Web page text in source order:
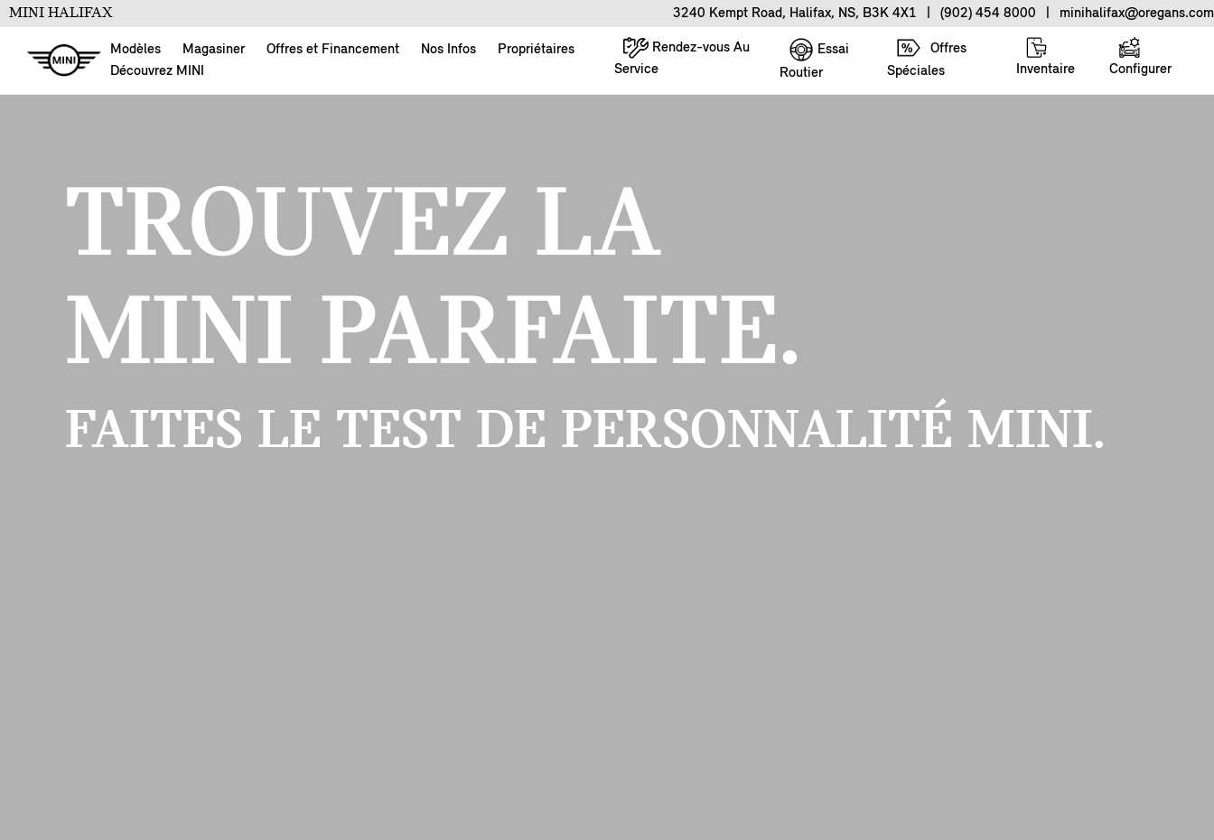
MINI HALIFAX 3240 Kempt Road, Halifax, NS, B3K 4X1 (902) 454 8000 minihalifax@oregans.com
Modèles Magasiner Offres et Financement Nos Infos
Propriétaires
Découvrez MINI
Rendez-vous Au
Service
Essai
Routier
Offres
Spéciales
Inventaire Configurer
TROUVEZ LA
MINI PARFAITE.
FAITES LE TEST DE PERSONNALITÉ MINI.